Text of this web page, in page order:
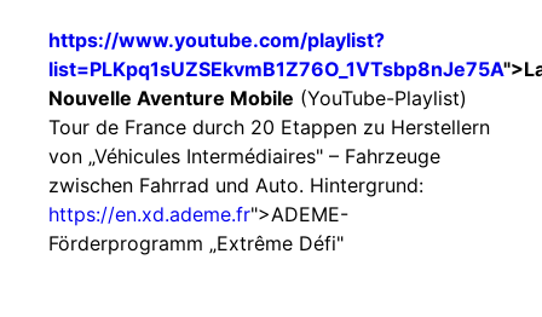
https://www.youtube.com/playlist?
list=PLKpq1sUZSEkvmB1Z76O_1VTsbp8nJe75A
Nouvelle Aventure Mobile (YouTube-Playlist)
Tour de France durch 20 Etappen zu Herstellern
von „Véhicules Intermédiaires" – Fahrzeuge
zwischen Fahrrad und Auto. Hintergrund:
https://en.xd.ademe.fr">ADEME-
Förderprogramm „Extrême Défi"